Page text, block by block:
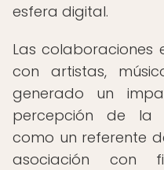
esfera digital.
Las colaboraciones
con artistas,
generado un
percepción de la
como un referente
asociación con